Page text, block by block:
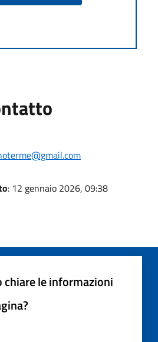
: 12 gennaio 2026, 09:38
chiare le informazioni